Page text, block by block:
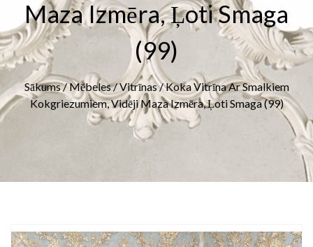
Maza Izmēra, Ļoti Smaga
(99)
Sākums/Mēbeles/Vitrīnas/ Koka Vitrīna Ar Smalkiem
Kokgriezumiem, Vidēji Maza Izmēra, Ļoti Smaga (99)